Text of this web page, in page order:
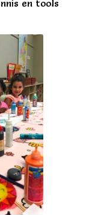
en tools